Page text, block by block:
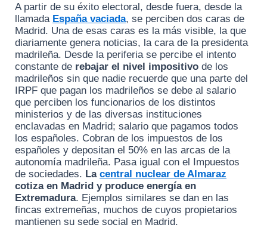
A partir de su éxito electoral, desde fuera, desde la
llamada España vaciada, se perciben dos caras de
Madrid. Una de esas caras es la más visible, la que
diariamente genera noticias, la cara de la presidenta
madrileña. Desde la periferia se percibe el intento
constante de rebajar el nivel impositivo de los
madrileños sin que nadie recuerde que una parte del
IRPF que pagan los madrileños se debe al salario
que perciben los funcionarios de los distintos
ministerios y de las diversas instituciones
enclavadas en Madrid; salario que pagamos todos
los españoles. Cobran de los impuestos de los
españoles y depositan el 50% en las arcas de la
autonomía madrileña. Pasa igual con el Impuestos
de sociedades. La central nuclear de Almaraz
cotiza en Madrid y produce energía en
Extremadura. Ejemplos similares se dan en las
fincas extremeñas, muchos de cuyos propietarios
mantienen su sede social en Madrid.